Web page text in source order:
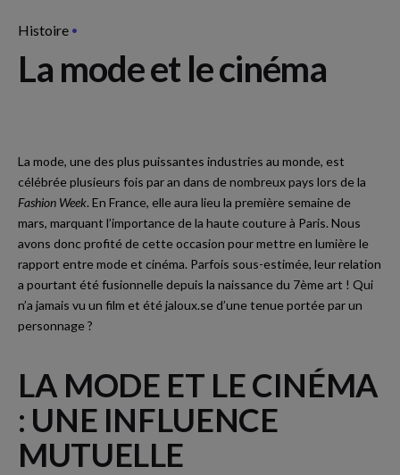
Histoire
La mode et le cinéma
La mode, une des plus puissantes industries au monde, est
célébrée plusieurs fois par an dans de nombreux pays lors de la
Fashion Week. En France, elle aura lieu la première semaine de
mars, marquant l’importance de la haute couture à Paris. Nous
avons donc profité de cette occasion pour mettre en lumière le
rapport entre mode et cinéma. Parfois sous-estimée, leur relation
a pourtant été fusionnelle depuis la naissance du 7ème art ! Qui
n’a jamais vu un film et été jaloux.se d’une tenue portée par un
personnage ?
LA MODE ET LE CINÉMA
: UNE INFLUENCE
MUTUELLE